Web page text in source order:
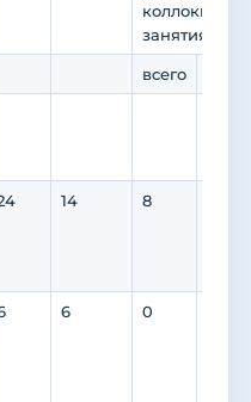
занятия)
всего
14 8
6 0